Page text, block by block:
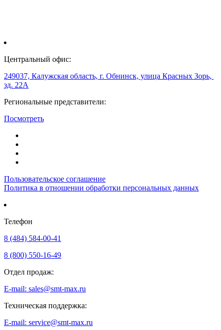
Центральный офис:
249037, Калужская область, г. Обнинск, улица Красных Зорь,
зд. 22А
Региональные представители:
Посмотреть
Пользовательское соглашение
Политика в отношении обработки персональных данных
Телефон
8 (484) 584-00-41
8 (800) 550-16-49
Отдел продаж:
E-mail: sales@smt-max.ru
Техническая поддержка:
E-mail: service@smt-max.ru